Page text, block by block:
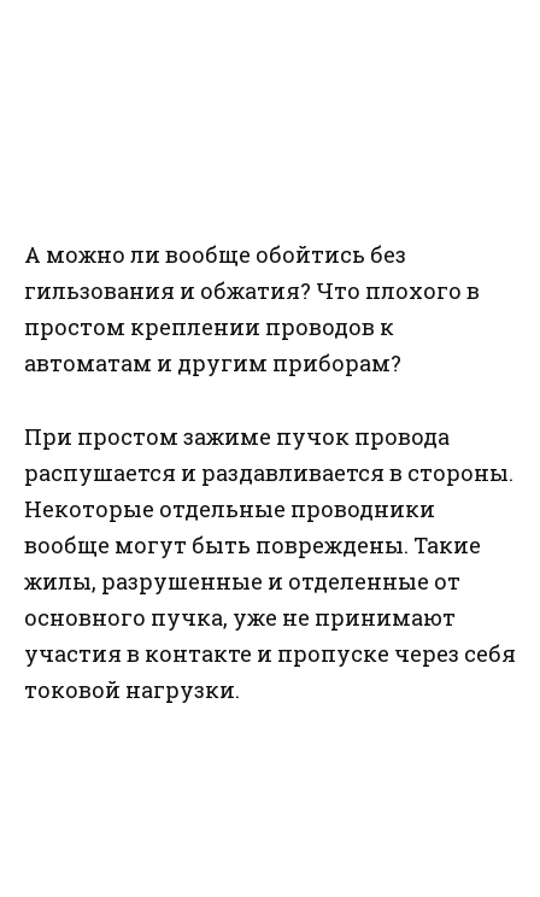
А можно ли вообще обойтись без
гильзования и обжатия? Что плохого в
простом креплении проводов к
автоматам и другим приборам?
При простом зажиме пучок провода
распушается и раздавливается в стороны.
Некоторые отдельные проводники
вообще могут быть повреждены. Такие
жилы, разрушенные и отделенные от
основного пучка, уже не принимают
участия в контакте и пропуске через себя
токовой нагрузки.